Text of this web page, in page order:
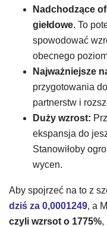
Nadchodzące
giełdowe. To
spowodować
obecnego
Najważniejsze
przygotowania
partnerstw i
Duży wzrost:
ekspansja do
Stanowiłoby
wycen.
Aby spojrzeć na to z
dziś za 0,0001249, a
czyli wzrsot o 1775%,